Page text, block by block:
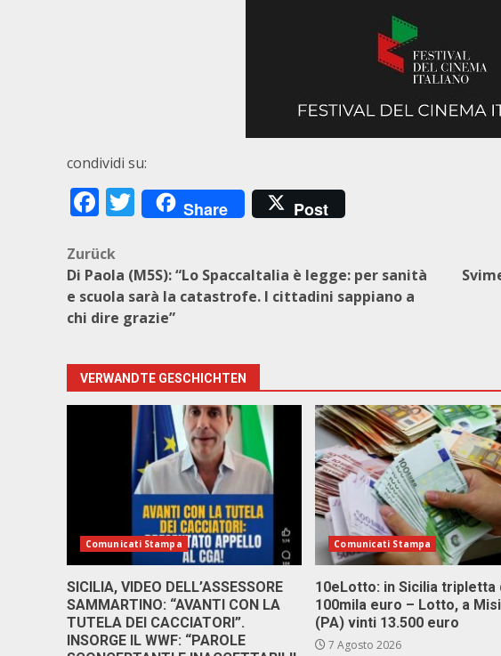
condividi su:
Facebook
Twitter
Share Post
Beitragsnavigation
Zurück
Di Paola (M5S): “Lo SpaccaItalia è legge: per sanità
e scuola sarà la catastrofe. I cittadini sappiano a
chi dire grazie”
VERWANDTE GESCHICHTEN
Comunicati Stampa
SICILIA, VIDEO DELL’ASSESSORE
SAMMARTINO: “AVANTI CON LA
TUTELA DEI CACCIATORI”.
INSORGE IL WWF: “PAROLE
Comunicati Stampa
10eLotto: in Sicilia tripletta
100mila euro – Lotto, a
(PA) vinti 13.500 euro
7 Agosto 2026